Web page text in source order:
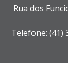
Rua dos
Telefone: (41)